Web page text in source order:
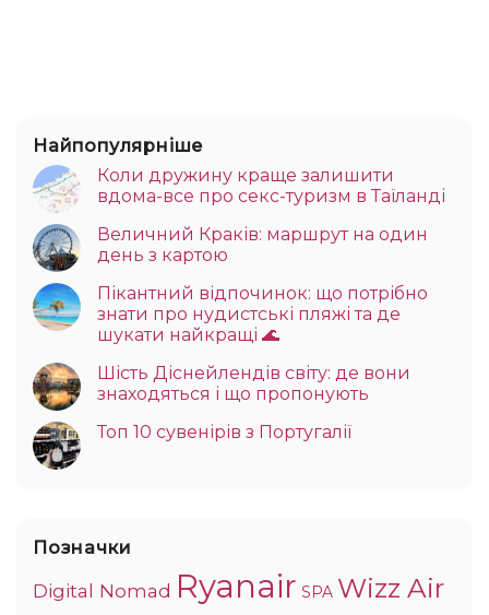
Найпопулярніше
Коли дружину краще залишити
вдома-все про секс-туризм в Таїланді
Величний Краків: маршрут на один
день з картою
Пікантний відпочинок: що потрібно
знати про нудистські пляжі та де
шукати найкращі 🌊
Шість Діснейлендів світу: де вони
знаходяться і що пропонують
Топ 10 сувенірів з Португалії
Позначки
Digital Nomad Ryanair SPA Wizz Air